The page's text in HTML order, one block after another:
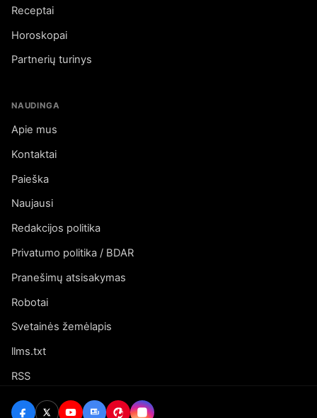
Receptai
Horoskopai
Partnerių turinys
NAUDINGA
Apie mus
Kontaktai
Paieška
Naujausi
Redakcijos politika
Privatumo politika / BDAR
Pranešimų atsisakymas
Robotai
Svetainės žemėlapis
llms.txt
RSS